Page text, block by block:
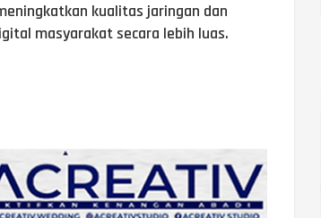
kualitas jaringan dan
masyarakat secara lebih luas.